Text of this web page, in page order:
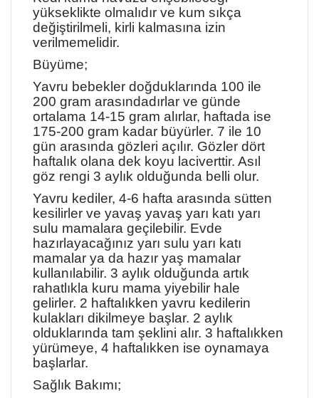
yükseklikte olmalıdır ve kum sıkça
değiştirilmeli, kirli kalmasına izin
verilmemelidir.
Büyüme;
Yavru bebekler doğduklarında 100 ile
200 gram arasındadırlar ve günde
ortalama 14-15 gram alırlar, haftada ise
175-200 gram kadar büyürler. 7 ile 10
gün arasında gözleri açılır. Gözler dört
haftalık olana dek koyu laciverttir. Asıl
göz rengi 3 aylık olduğunda belli olur.
Yavru kediler, 4-6 hafta arasında sütten
kesilirler ve yavaş yavaş yarı katı yarı
sulu mamalara geçilebilir. Evde
hazırlayacağınız yarı sulu yarı katı
mamalar ya da hazır yaş mamalar
kullanılabilir. 3 aylık olduğunda artık
rahatlıkla kuru mama yiyebilir hale
gelirler. 2 haftalıkken yavru kedilerin
kulakları dikilmeye başlar. 2 aylık
olduklarında tam şeklini alır. 3 haftalıkken
yürümeye, 4 haftalıkken ise oynamaya
başlarlar.
Sağlık Bakımı;